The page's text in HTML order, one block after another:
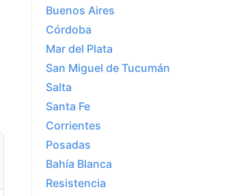
Buenos Aires
Córdoba
Mar del Plata
San Miguel de Tucumán
Salta
Santa Fe
Corrientes
Posadas
Bahía Blanca
Resistencia